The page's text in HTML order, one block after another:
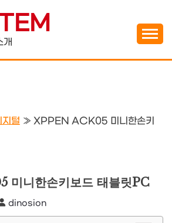
개
털 » XPPEN ACK05 미니한손키
미니한손키보드 태블릿PC
dinosion